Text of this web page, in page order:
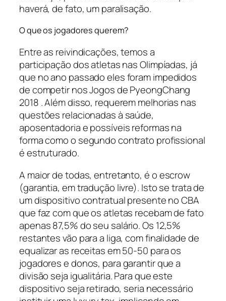
haverá, de fato, um paralisação.
O que os jogadores querem?
Entre as reivindicações, temos a
participação dos atletas nas Olimpíadas, já
que no ano passado eles foram impedidos
de competir nos Jogos de PyeongChang
2018 . Além disso, requerem melhorias nas
questões relacionadas à saúde,
aposentadoria e possíveis reformas na
forma como o segundo contrato profissional
é estruturado.
A maior de todas, entretanto, é oescrow
(garantia, em tradução livre). Isto se trata de
um dispositivo contratual presente no CBA
que faz com que os atletas recebam de fato
apenas 87,5% do seu salário. Os 12,5%
restantes vão para a liga, com finalidade de
equalizar as receitas em 50-50 para os
jogadores e donos, para garantir que a
divisão seja igualitária. Para que este
dispositivo seja retirado, seria necessário